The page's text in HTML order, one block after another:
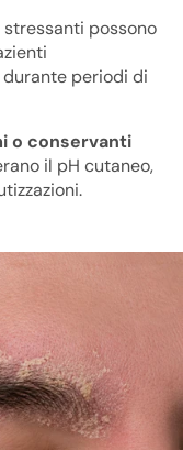
possono
periodi di
o conservanti
il pH cutaneo,